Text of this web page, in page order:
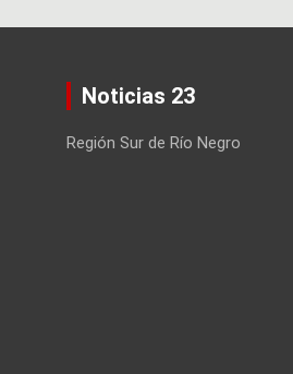
Noticias 23
Región Sur de Río Negro